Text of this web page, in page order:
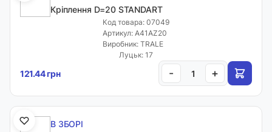
Кріплення D=20 STANDART
Код товара: 07049
Артикул: A41AZ20
Виробник: TRALE
Луцьк: 17
121.44 грн - +
В ЗБОРІ